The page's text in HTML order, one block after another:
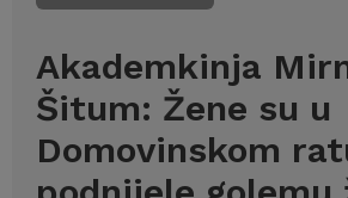
Akademkinja
Šitum: Žene su u
Domovinskom